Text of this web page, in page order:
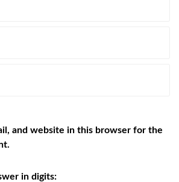
and website in this browser for the
in digits: